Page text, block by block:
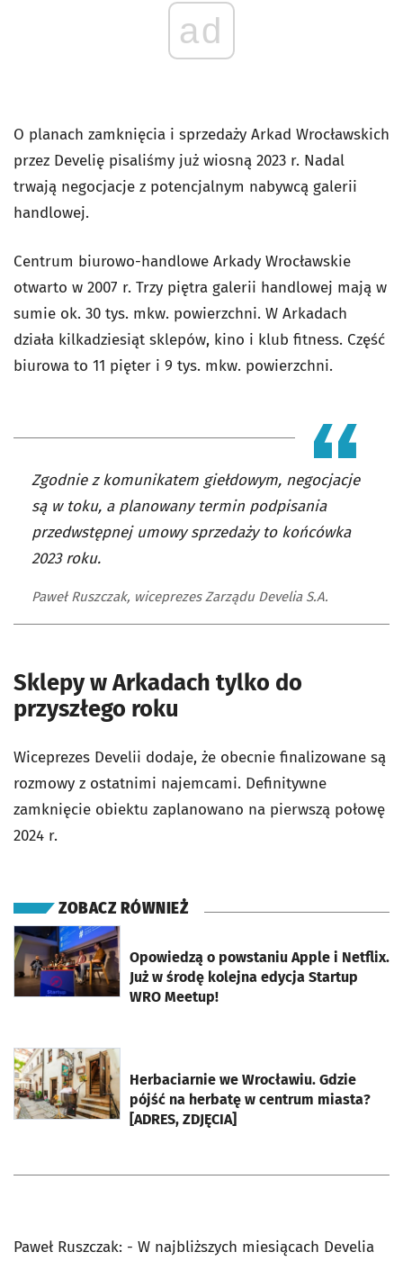
ad
O planach zamknięcia i sprzedaży Arkad Wrocławskich
przez Develię pisaliśmy już wiosną 2023 r. Nadal
trwają negocjacje z potencjalnym nabywcą galerii
handlowej.
Centrum biurowo-handlowe Arkady Wrocławskie
otwarto w 2007 r. Trzy piętra galerii handlowej mają w
sumie ok. 30 tys. mkw. powierzchni. W Arkadach
działa kilkadziesiąt sklepów, kino i klub fitness. Część
biurowa to 11 pięter i 9 tys. mkw. powierzchni.
Zgodnie z komunikatem giełdowym, negocjacje
są w toku, a planowany termin podpisania
przedwstępnej umowy sprzedaży to końcówka
2023 roku.
Paweł Ruszczak, wiceprezes Zarządu Develia S.A.
Sklepy w Arkadach tylko do
przyszłego roku
Wiceprezes Develii dodaje, że obecnie finalizowane są
rozmowy z ostatnimi najemcami. Definitywne
zamknięcie obiektu zaplanowano na pierwszą połowę
2024 r.
ZOBACZ RÓWNIEŻ
Opowiedzą o powstaniu Apple i Netflix.
Już w środę kolejna edycja Startup
WRO Meetup!
otworzy się w nowej karcie
Herbaciarnie we Wrocławiu. Gdzie
pójść na herbatę w centrum miasta?
[ADRES, ZDJĘCIA]
otworzy się w nowej karcie
Paweł Ruszczak: - W najbliższych miesiącach Develia